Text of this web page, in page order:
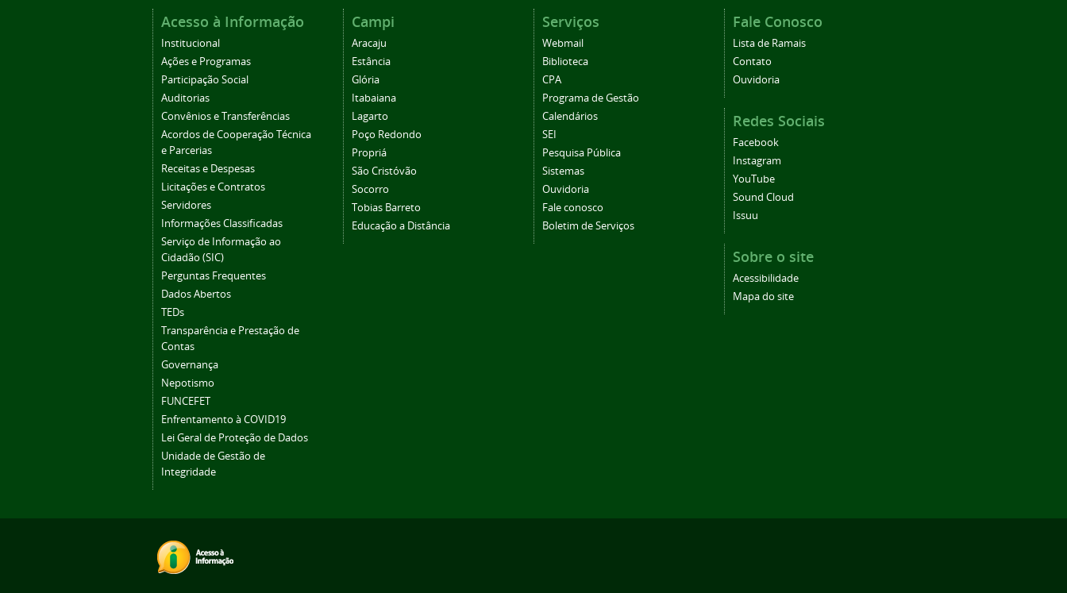
Acesso à Informação
Institucional
Ações e Programas
Participação Social
Auditorias
Convênios e Transferências
Acordos de Cooperação Técnica
e Parcerias
Receitas e Despesas
Licitações e Contratos
Servidores
Informações Classificadas
Serviço de Informação ao
Cidadão (SIC)
Perguntas Frequentes
Dados Abertos
TEDs
Transparência e Prestação de
Contas
Governança
Nepotismo
FUNCEFET
Enfrentamento à COVID19
Lei Geral de Proteção de Dados
Unidade de Gestão de
Integridade
Campi
Aracaju
Estância
Glória
Itabaiana
Lagarto
Poço Redondo
Propriá
São Cristóvão
Socorro
Tobias Barreto
Educação a Distância
Serviços
Webmail
Biblioteca
CPA
Programa de Gestão
Calendários
SEI
Pesquisa Pública
Sistemas
Ouvidoria
Fale conosco
Boletim de Serviços
Fale Conosco
Lista de Ramais
Contato
Ouvidoria
Redes Sociais
Facebook
Instagram
YouTube
Sound Cloud
Issuu
Sobre o site
Acessibilidade
Mapa do site